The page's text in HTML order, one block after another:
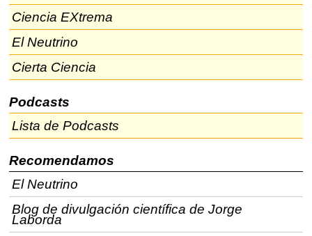
Ciencia EXtrema
El Neutrino
Cierta Ciencia
Podcasts
Lista de Podcasts
Recomendamos
El Neutrino
Blog de divulgación científica de Jorge
Laborda